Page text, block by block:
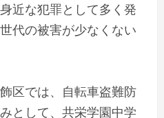
近な犯罪として多く発
代の被害が少なくない
区では、自転車盗難防
として、共栄学園中学